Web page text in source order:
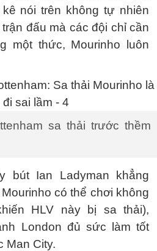
nói trên không tự nhiên
đấu mà các đội chỉ cần
một thức, Mourinho luôn
sa thải trước thềm
bút Ian Ladyman khẳng
có thể chơi không
HLV này bị sa thải),
London đủ sức làm tốt
Man City.